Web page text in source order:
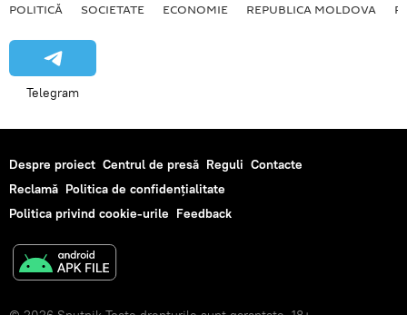
POLITICĂ SOCIETATE ECONOMIE REPUBLICA MOLDOVA
Telegram
Despre proiect Centrul de presă Reguli Contacte
Reclamă Politica de confidențialitate
Politica privind cookie-urile Feedback